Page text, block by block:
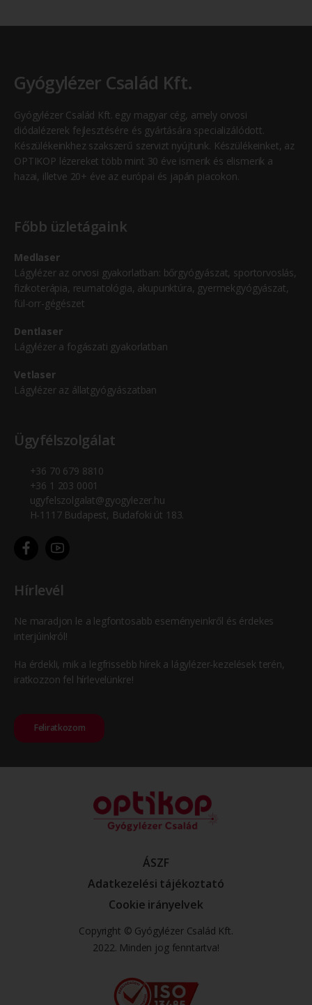
Gyógylézer Család Kft.
Gyógylézer Család Kft. egy magyar cég, amely orvosi
diódalézerek fejlesztésére és gyártására specializálódott.
Készülékeinkhez szakszerű szervizt nyújtunk. Készülékeinket, az
OPTIKOP lézereket több mint 30 éve ismerik és elismerik a
hazai, illetve 20+ éve az európai és japán piacokon.
Főbb üzletágaink
Medlaser
Lágylézer az orvosi gyakorlatban: bőrgyógyászat, sportorvoslás,
fizikoterápia, reumatológia, akupunktúra, gyermekgyógyászat,
fül-orr-gégészet
Dentlaser
Lágylézer a fogászati gyakorlatban
Vetlaser
Lágylézer az állatgyógyászatban
Ügyfélszolgálat
+36 70 679 8810
+36 1 203 0001
ugyfelszolgalat@gyogylezer.hu
H-1117 Budapest, Budafoki út 183.
Hírlevél
Ne maradjon le a legfontosabb eseményeinkről és érdekes
interjúinkról!
Ha érdekli, mik a legfrissebb hírek a lágylézer-kezelések terén,
iratkozzon fel hírlevelünkre!
Feliratkozom
ÁSZF
Adatkezelési tájékoztató
Cookie irányelvek
Copyright © Gyógylézer Család Kft.
2022. Minden jog fenntartva!